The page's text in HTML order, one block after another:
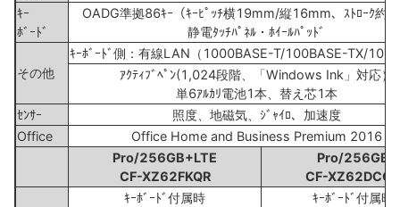
ｷｰ
ﾎﾞｰﾄﾞ
OADG準拠86ｷｰ（ｷｰﾋﾟｯﾁ横19mm/縦16mm、ｽﾄﾛｰｸ約
静電ﾀｯﾁﾊﾟﾈﾙ・ﾎｲｰﾙﾊﾟｯﾄﾞ
その他
ｷｰﾎﾞｰﾄﾞ側：有線LAN（1000BASE-T/100BASE-TX/
ｱｸﾃｨﾌﾞﾍﾟﾝ(1,024段階、「Windows Ink」対応）
単6ｱﾙｶﾘ電池1本、替え芯1本
ｾﾝｻｰ
照度、地磁気、ｼﾞｬｲﾛ、加速度
Office
Office Home and Business Premium 2016
Pro/256GB+LTE
CF-XZ62FKQR
Pro/256GB
CF-XZ62DCQR
ｷｰﾎﾞｰﾄﾞ付属時
ｷｰﾎﾞｰﾄﾞ付属時